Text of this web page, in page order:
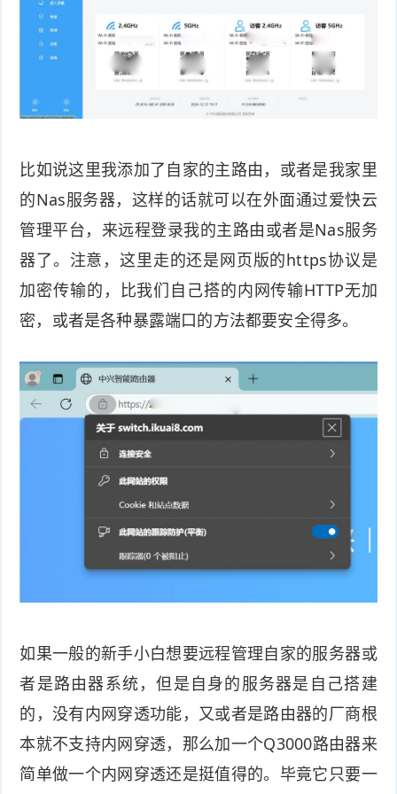
比如说这里我添加了自家的主路由，或者是我家里
的Nas服务器，这样的话就可以在外面通过爱快云
管理平台，来远程登录我的主路由或者是Nas服务
器了。注意，这里走的还是网页版的https协议是
加密传输的，比我们自己搭的内网传输HTTP无加
密，或者是各种暴露端口的方法都要安全得多。
如果一般的新手小白想要远程管理自家的服务器或
者是路由器系统，但是自身的服务器是自己搭建
的，没有内网穿透功能，又或者是路由器的厂商根
本就不支持内网穿透，那么加一个Q3000路由器来
简单做一个内网穿透还是挺值得的。毕竟它只要一